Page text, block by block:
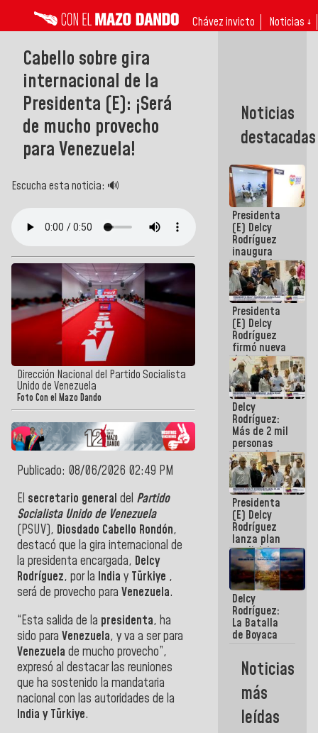
Chávez invicto Noticias ↓
Cabello sobre gira
internacional de la
Presidenta (E): ¡Será
de mucho provecho
para Venezuela!
Escucha esta noticia: 🔊
Dirección Nacional del Partido Socialista
Unido de Venezuela
Foto Con el Mazo Dando
Publicado: 08/06/2026 02:49 PM
El secretario general del Partido
Socialista Unido de Venezuela
(PSUV), Diosdado Cabello Rondón,
destacó que la gira internacional de
la presidenta encargada, Delcy
Rodríguez, por la India y Türkiye ,
será de provecho para Venezuela.
“Esta salida de la presidenta, ha
sido para Venezuela, y va a ser para
Venezuela de mucho provecho”,
expresó al destacar las reuniones
que ha sostenido la mandataria
nacional con las autoridades de la
India y Türkiye.
Noticias
destacadas
Presidenta
(E) Delcy
Rodríguez
inaugura
casa de los
Abuelos
Primavera
en Caracas
Presidenta
(E) Delcy
Rodríguez
firmó nueva
de Ley de
Arrendamiento
aprobada
por la AN
Delcy
Rodríguez:
Más de 2 mil
personas
beneficiadas
con planes
para
atención de
emergencia
sísmica en
la última
semana
Presidenta
(E) Delcy
Rodríguez
lanza plan
crediticio
con subsidio
a Juntas de
Condominio
Delcy
Rodríguez:
La Batalla
de Boyaca
un capítulo
decisivo en
la gesta
emancipadora
de nuestra
América
Noticias
más
leídas